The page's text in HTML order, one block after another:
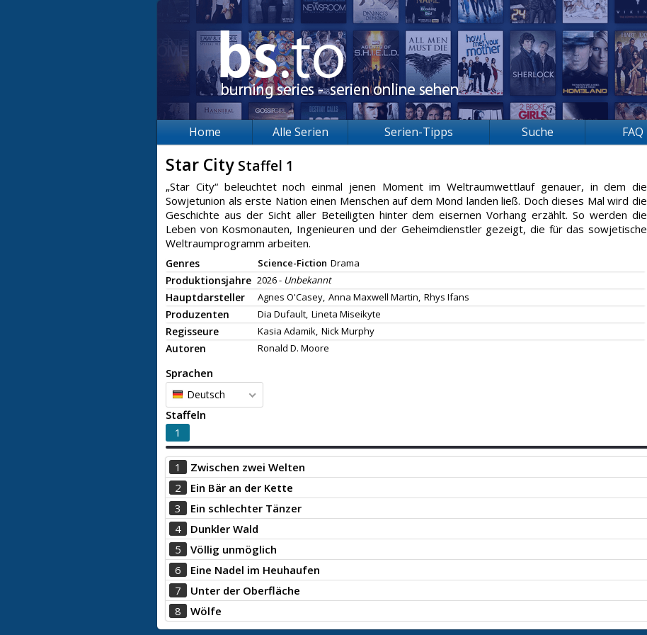
Home Alle Serien Serien-Tipps Suche FAQ
Star City Staffel 1
„Star City“ beleuchtet noch einmal jenen Moment im Weltraumwettlauf genauer, in dem die
Sowjetunion als erste Nation einen Menschen auf dem Mond landen ließ. Doch dieses Mal wird die
Geschichte aus der Sicht aller Beteiligten hinter dem eisernen Vorhang erzählt. So werden die
Leben von Kosmonauten, Ingenieuren und der Geheimdienstler gezeigt, die für das sowjetische
Weltraumprogramm arbeiten.
Genres Science-Fiction Drama
Produktionsjahre 2026 - Unbekannt
Hauptdarsteller Agnes O'Casey, Anna Maxwell Martin, Rhys Ifans
Produzenten Dia Dufault, Lineta Miseikyte
Regisseure Kasia Adamik, Nick Murphy
Autoren Ronald D. Moore
Sprachen
Deutsch
Staffeln
1
1
Zwischen zwei Welten
2
Ein Bär an der Kette
3
Ein schlechter Tänzer
4
Dunkler Wald
5
Völlig unmöglich
6
Eine Nadel im Heuhaufen
7
Unter der Oberfläche
8
Wölfe